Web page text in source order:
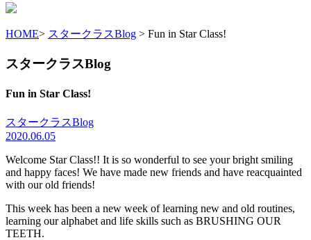
HOME> スタークラスBlog > Fun in Star Class!
スタークラスBlog
Fun in Star Class!
スタークラスBlog
2020.06.05
Welcome Star Class!! It is so wonderful to see your bright smiling
and happy faces! We have made new friends and have reacquainted
with our old friends!
This week has been a new week of learning new and old routines,
learning our alphabet and life skills such as BRUSHING OUR
TEETH.